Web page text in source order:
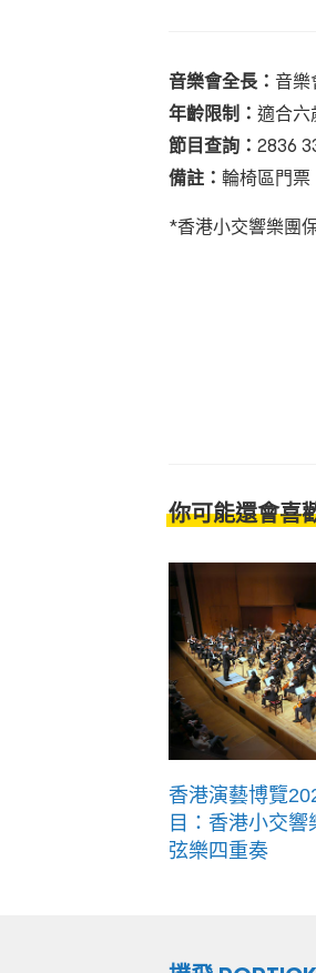
音樂會全長： 音樂
年齡限制： 適合六
節目查詢： 2836
備註： 輪椅區門票
*香港小交響樂團
你可能還會喜
香港演藝博覽
目：香港小交
弦樂四重奏